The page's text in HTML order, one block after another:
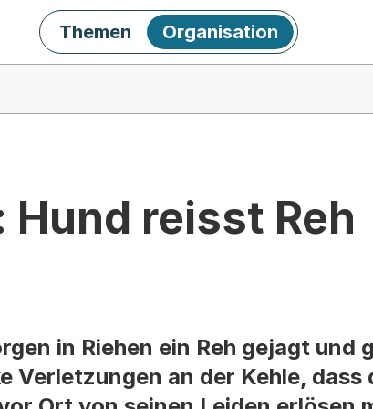
Themen Organisation
reisst Reh
in Riehen ein Reh gejagt und
Verletzungen an der Kehle, dass